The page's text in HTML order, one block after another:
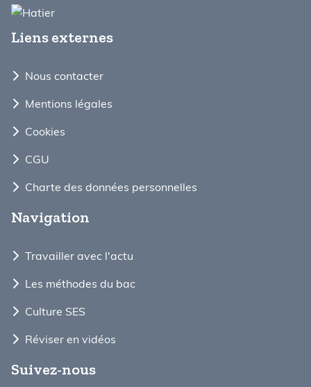
Liens externes
Nous contacter
Mentions légales
Cookies
CGU
Charte des données personnelles
Navigation
Travailler avec l'actu
Les méthodes du bac
Culture SES
Réviser en vidéos
Suivez-nous